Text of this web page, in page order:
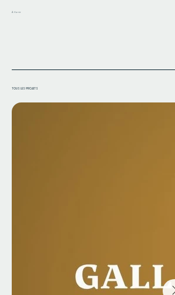
À Venir
TOUS LES PROJETS